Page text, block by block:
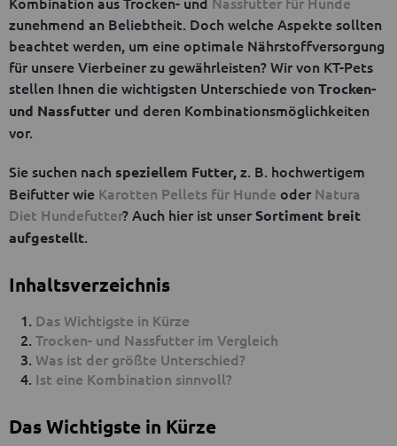
zunehmend an Beliebtheit. Doch welche Aspekte sollten
beachtet werden, um eine optimale Nährstoffversorgung
für unsere Vierbeiner zu gewährleisten? Wir von KT-Pets
stellen Ihnen die wichtigsten Unterschiede vonTrocken-
und Nassfutter und deren Kombinationsmöglichkeiten
vor.
Sie suchen nach speziellem Futter,z. B. hochwertigem
Beifutter wie Karotten Pellets für Hunde oderNatura
Diet Hundefutter? Auch hier ist unserSortiment breit
aufgestellt.
Inhaltsverzeichnis
Das Wichtigste in Kürze
Trocken- und Nassfutter im Vergleich
Was ist der größte Unterschied?
Ist eine Kombination sinnvoll?
Das Wichtigste in Kürze